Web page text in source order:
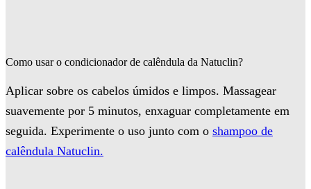
Como usar o condicionador de calêndula da Natuclin?
Aplicar sobre os cabelos úmidos e limpos. Massagear
suavemente por 5 minutos, enxaguar completamente em
seguida. Experimente o uso junto com o shampoo de
calêndula Natuclin.